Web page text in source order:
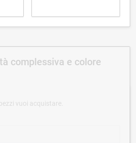
complessiva e colore
vuoi acquistare.